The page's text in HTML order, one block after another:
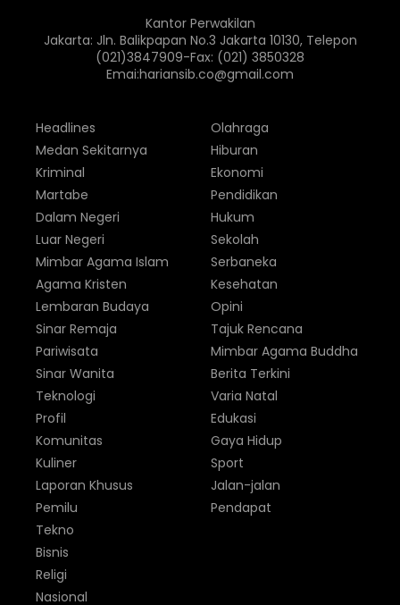
Kantor Perwakilan
Jakarta: Jln. Balikpapan No.3 Jakarta 10130, Telepon
(021)3847909-Fax: (021) 3850328
Emai:hariansib.co@gmail.com
Headlines
Medan Sekitarnya
Kriminal
Martabe
Dalam Negeri
Luar Negeri
Olahraga
Hiburan
Ekonomi
Pendidikan
Hukum
Sekolah
Mimbar Agama Islam
Agama Kristen
Lembaran Budaya
Sinar Remaja
Pariwisata
Sinar Wanita
Serbaneka
Kesehatan
Opini
Tajuk Rencana
Mimbar Agama Buddha
Berita Terkini
Teknologi
Profil
Komunitas
Kuliner
Laporan Khusus
Pemilu
Varia Natal
Edukasi
Gaya Hidup
Sport
Jalan-jalan
Pendapat
Tekno
Bisnis
Religi
Nasional